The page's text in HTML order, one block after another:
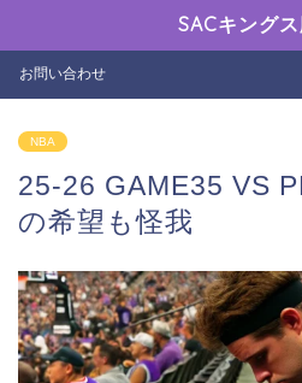
SACキング
お問い合わせ
NBA
25-26 GAME35 VS
の希望も怪我